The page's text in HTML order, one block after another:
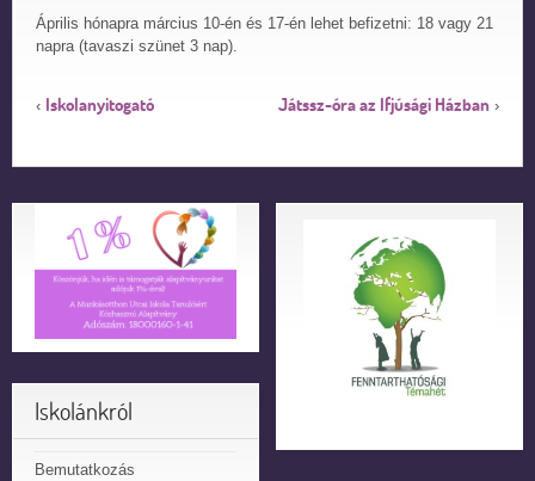
Április hónapra március 10-én és 17-én lehet befizetni: 18 vagy 21
napra (tavaszi szünet 3 nap).
‹ Iskolanyitogató Játssz-óra az Ifjúsági Házban ›
Iskolánkról
Bemutatkozás